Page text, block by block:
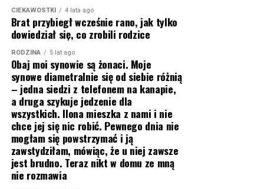
CIEKAWOSTKI 4 lata ago
Brat przybiegł wcześnie rano, jak tylko
dowiedział się, co zrobili rodzice
RODZINA 5 lat ago
Obaj moi synowie są żonaci. Moje
synowe diametralnie się od siebie różnią
– jedna siedzi z telefonem na kanapie,
a druga szykuje jedzenie dla
wszystkich. Ilona mieszka z nami i nie
chce jej się nic robić. Pewnego dnia nie
mogłam się powstrzymać i ją
zawstydziłam, mówiąc, że u niej zawsze
jest brudno. Teraz nikt w domu ze mną
nie rozmawia